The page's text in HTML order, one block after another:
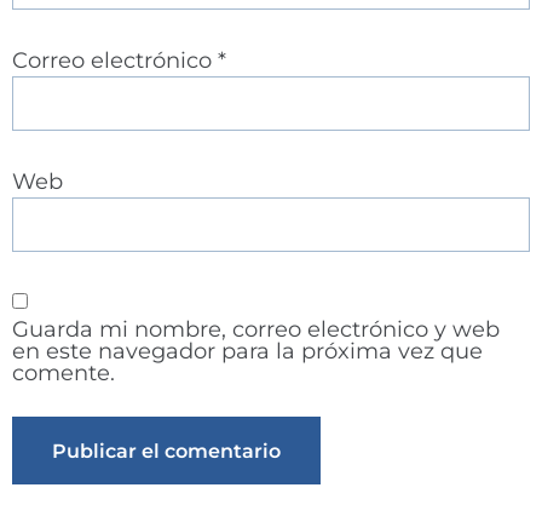
Correo electrónico *
Web
Guarda mi nombre, correo electrónico y web
en este navegador para la próxima vez que
comente.